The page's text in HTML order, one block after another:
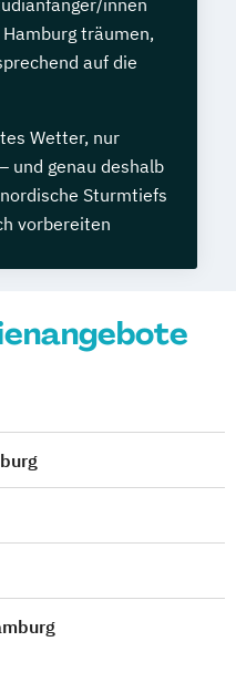
innen
träumen,
auf die
Wetter, nur
und genau deshalb
Sturmtiefs
vorbereiten